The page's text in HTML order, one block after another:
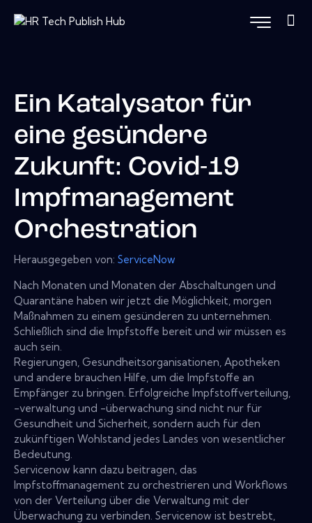
Ein Katalysator für
eine gesündere
Zukunft: Covid-19
Impfmanagement
Orchestration
Herausgegeben von: ServiceNow
Nach Monaten und Monaten der Abschaltungen und
Quarantäne haben wir jetzt die Möglichkeit, morgen
Maßnahmen zu einem gesünderen zu unternehmen.
Schließlich sind die Impfstoffe bereit und wir müssen es
auch sein.
Regierungen, Gesundheitsorganisationen, Apotheken
und andere brauchen Hilfe, um die Impfstoffe an
Empfänger zu bringen. Erfolgreiche Impfstoffverteilung,
-verwaltung und -überwachung sind nicht nur für
Gesundheit und Sicherheit, sondern auch für den
zukünftigen Wohlstand jedes Landes von wesentlicher
Bedeutung.
Servicenow kann dazu beitragen, das
Impfstoffmanagement zu orchestrieren und Workflows
von der Verteilung über die Verwaltung mit der
Überwachung zu verbinden. Servicenow ist bestrebt,